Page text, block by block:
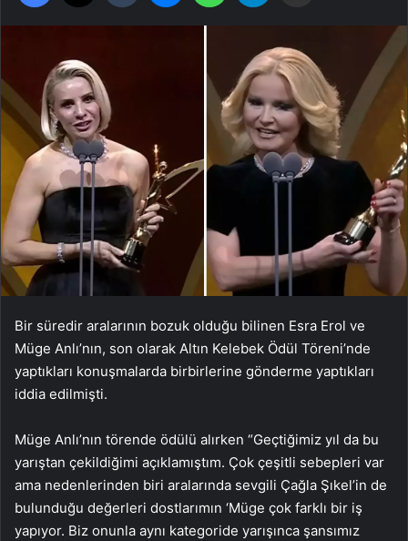
Bir süredir aralarının bozuk olduğu bilinen Esra Erol ve
Müge Anlı’nın, son olarak Altın Kelebek Ödül Töreni’nde
yaptıkları konuşmalarda birbirlerine gönderme yaptıkları
iddia edilmişti.
Müge Anlı’nın törende ödülü alırken “Geçtiğimiz yıl da bu
yarıştan çekildiğimi açıklamıştım. Çok çeşitli sebepleri var
ama nedenlerinden biri aralarında sevgili Çağla Şıkel’in de
bulunduğu değerleri dostlarımın ‘Müge çok farklı bir iş
yapıyor. Biz onunla aynı kategoride yarışınca şansımız